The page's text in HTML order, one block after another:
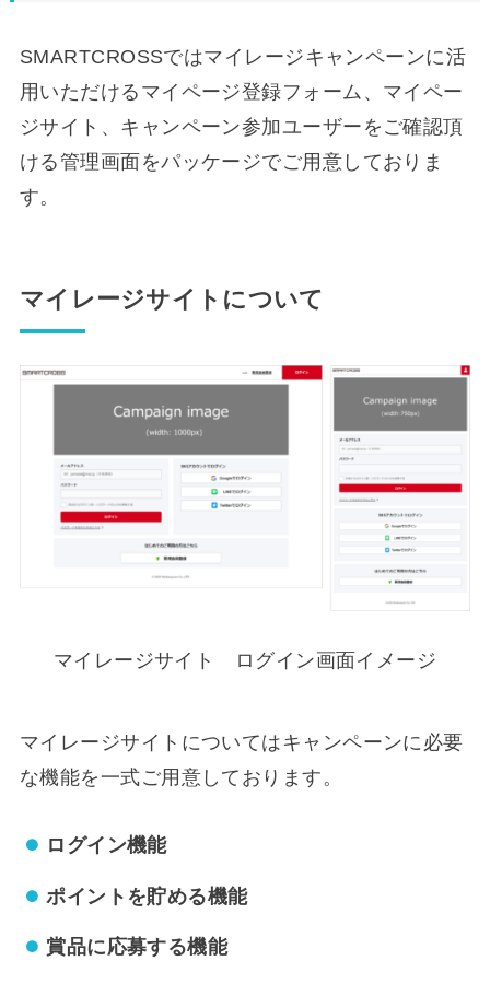
SMARTCROSSではマイレージキャンペーンに活
用いただけるマイページ登録フォーム、マイペー
ジサイト、キャンペーン参加ユーザーをご確認頂
ける管理画面をパッケージでご用意しておりま
す。
マイレージサイトについて
マイレージサイト ログイン画面イメージ
マイレージサイトについてはキャンペーンに必要
な機能を一式ご用意しております。
ログイン機能
ポイントを貯める機能
賞品に応募する機能